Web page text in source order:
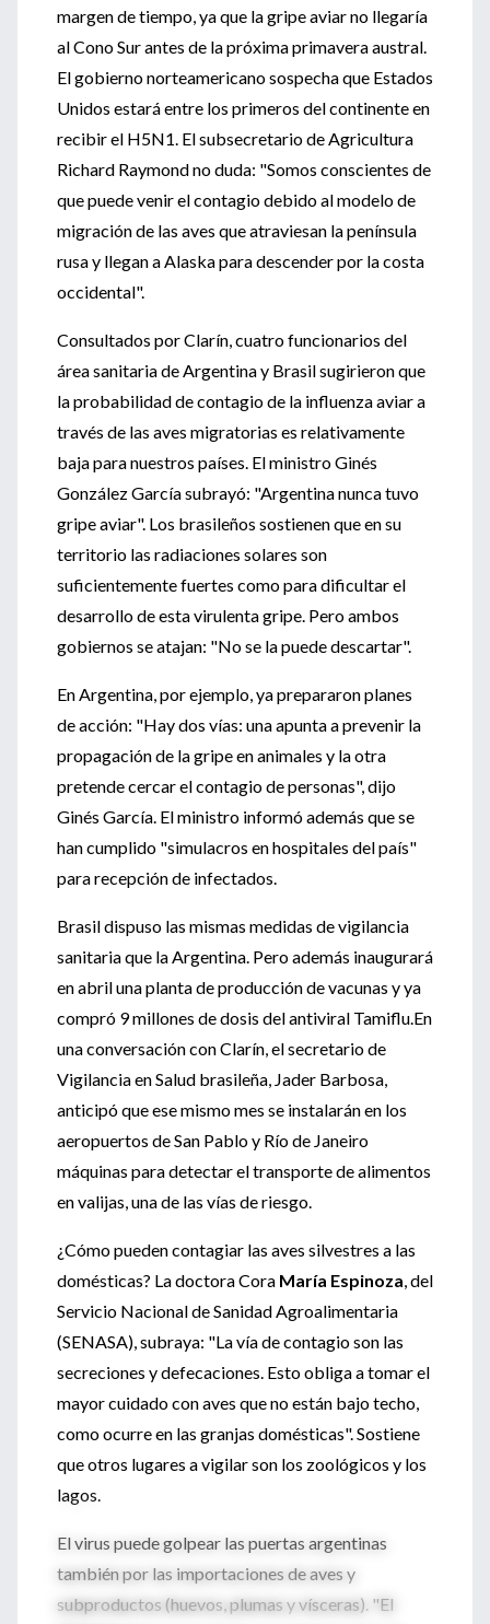
margen de tiempo, ya que la gripe aviar no llegaría
al Cono Sur antes de la próxima primavera austral.
El gobierno norteamericano sospecha que Estados
Unidos estará entre los primeros del continente en
recibir el H5N1. El subsecretario de Agricultura
Richard Raymond no duda: "Somos conscientes de
que puede venir el contagio debido al modelo de
migración de las aves que atraviesan la península
rusa y llegan a Alaska para descender por la costa
occidental".
Consultados por Clarín, cuatro funcionarios del
área sanitaria de Argentina y Brasil sugirieron que
la probabilidad de contagio de la influenza aviar a
través de las aves migratorias es relativamente
baja para nuestros países. El ministro Ginés
González García subrayó: "Argentina nunca tuvo
gripe aviar". Los brasileños sostienen que en su
territorio las radiaciones solares son
suficientemente fuertes como para dificultar el
desarrollo de esta virulenta gripe. Pero ambos
gobiernos se atajan: "No se la puede descartar".
En Argentina, por ejemplo, ya prepararon planes
de acción: "Hay dos vías: una apunta a prevenir la
propagación de la gripe en animales y la otra
pretende cercar el contagio de personas", dijo
Ginés García. El ministro informó además que se
han cumplido "simulacros en hospitales del país"
para recepción de infectados.
Brasil dispuso las mismas medidas de vigilancia
sanitaria que la Argentina. Pero además inaugurará
en abril una planta de producción de vacunas y ya
compró 9 millones de dosis del antiviral Tamiflu.En
una conversación con Clarín, el secretario de
Vigilancia en Salud brasileña, Jader Barbosa,
anticipó que ese mismo mes se instalarán en los
aeropuertos de San Pablo y Río de Janeiro
máquinas para detectar el transporte de alimentos
en valijas, una de las vías de riesgo.
¿Cómo pueden contagiar las aves silvestres a las
domésticas? La doctora Cora María Espinoza, del
Servicio Nacional de Sanidad Agroalimentaria
(SENASA), subraya: "La vía de contagio son las
secreciones y defecaciones. Esto obliga a tomar el
mayor cuidado con aves que no están bajo techo,
como ocurre en las granjas domésticas". Sostiene
que otros lugares a vigilar son los zoológicos y los
lagos.
El virus puede golpear las puertas argentinas
también por las importaciones de aves y
subproductos (huevos, plumas y vísceras). "El